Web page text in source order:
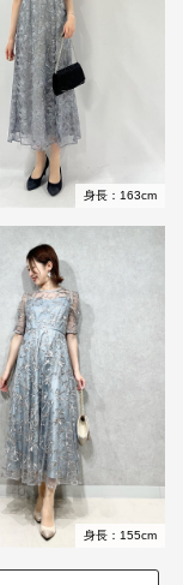
身長：163cm
身長：155cm